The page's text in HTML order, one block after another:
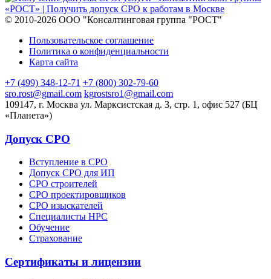
© 2010-2026 ООО "Консалтинговая группа "РОСТ"
Пользовательское соглашение
Политика о конфиденциальности
Карта сайта
+7 (499) 348-12-71 +7 (800) 302-79-60
sro.rost@gmail.com kgrostsro1@gmail.com
109147, г. Москва ул. Марксистская д. 3, стр. 1, офис 527 (БЦ
«Планета»)
Допуск СРО
Вступление в СРО
Допуск СРО для ИП
СРО строителей
СРО проектировщиков
СРО изыскателей
Специалисты НРС
Обучение
Страхование
Сертификаты и лицензии